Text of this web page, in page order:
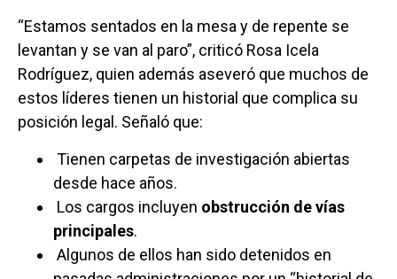
“Estamos sentados en la mesa y de repente se
levantan y se van al paro”, criticó Rosa Icela
Rodríguez, quien además aseveró que muchos de
estos líderes tienen un historial que complica su
posición legal. Señaló que:
Tienen carpetas de investigación abiertas
desde hace años.
Los cargos incluyen obstrucción de vías
principales.
Algunos de ellos han sido detenidos en